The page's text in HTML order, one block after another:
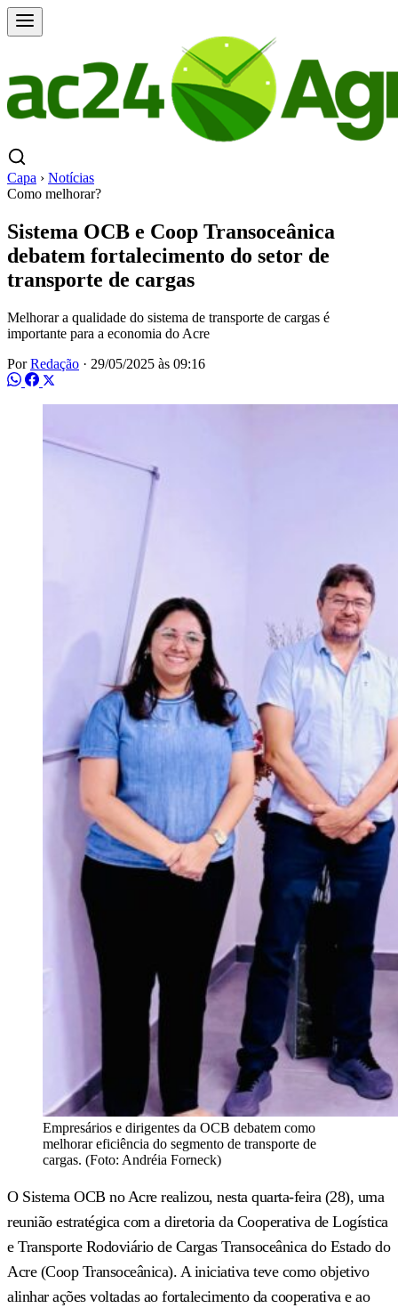
Capa › Notícias
Como melhorar?
Sistema OCB e Coop Transoceânica
debatem fortalecimento do setor de
transporte de cargas
Melhorar a qualidade do sistema de transporte de cargas é
importante para a economia do Acre
PorRedação · 29/05/2025 às 09:16
Empresários e dirigentes da OCB debatem como
melhorar eficiência do segmento de transporte de
cargas. (Foto: Andréia Forneck)
O Sistema OCB no Acre realizou, nesta quarta-feira (28), uma
reunião estratégica com a diretoria da Cooperativa de Logística
e Transporte Rodoviário de Cargas Transoceânica do Estado do
Acre (Coop Transoceânica). A iniciativa teve como objetivo
alinhar ações voltadas ao fortalecimento da cooperativa e ao